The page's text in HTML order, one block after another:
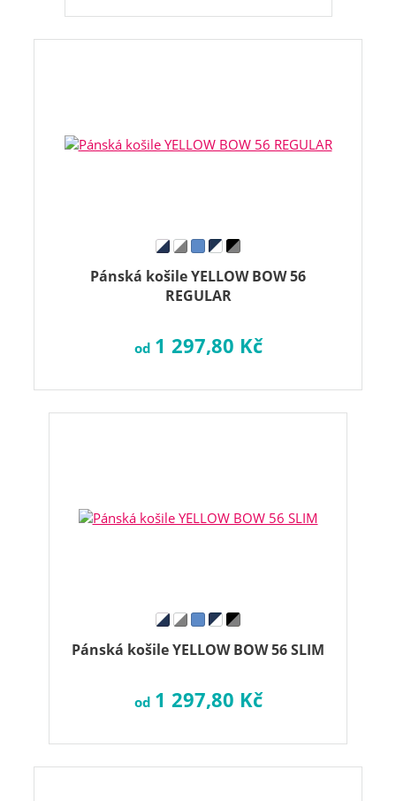
Pánská košile YELLOW BOW 56
REGULAR
od 1 297,80 Kč
Pánská košile YELLOW BOW 56 SLIM
od 1 297,80 Kč